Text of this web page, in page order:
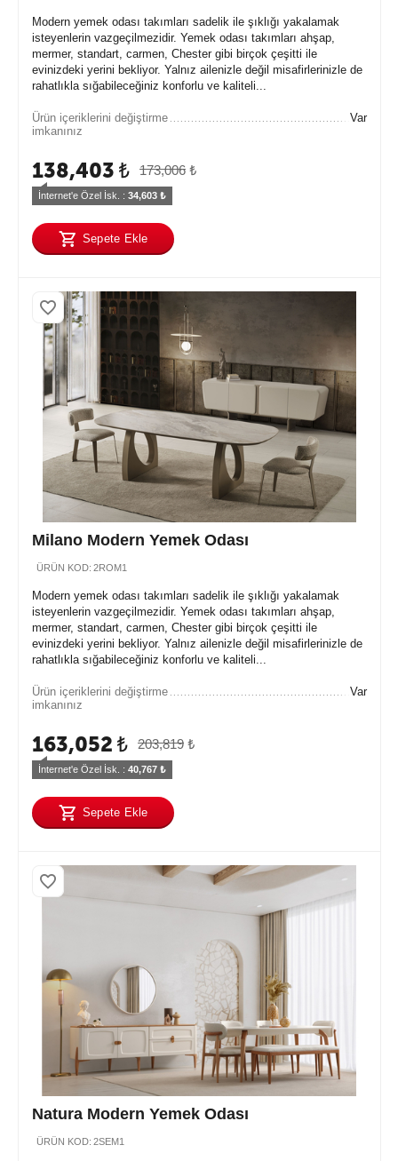
Modern yemek odası takımları sadelik ile şıklığı yakalamak
isteyenlerin vazgeçilmezidir. Yemek odası takımları ahşap,
mermer, standart, carmen, Chester gibi birçok çeşitti ile
evinizdeki yerini bekliyor. Yalnız ailenizle değil misafirlerinizle de
rahatlıkla sığabileceğiniz konforlu ve kaliteli...
Ürün içeriklerini değiştirme
imkanınız
Var
173,006 ₺
138,403 ₺
İnternet'e Özel İsk. : 34,603 ₺
Sepete Ekle
Milano Modern Yemek Odası
ÜRÜN KOD: 2ROM1
Modern yemek odası takımları sadelik ile şıklığı yakalamak
isteyenlerin vazgeçilmezidir. Yemek odası takımları ahşap,
mermer, standart, carmen, Chester gibi birçok çeşitti ile
evinizdeki yerini bekliyor. Yalnız ailenizle değil misafirlerinizle de
rahatlıkla sığabileceğiniz konforlu ve kaliteli...
Ürün içeriklerini değiştirme
imkanınız
Var
203,819 ₺
163,052 ₺
İnternet'e Özel İsk. : 40,767 ₺
Sepete Ekle
Natura Modern Yemek Odası
ÜRÜN KOD: 2SEM1